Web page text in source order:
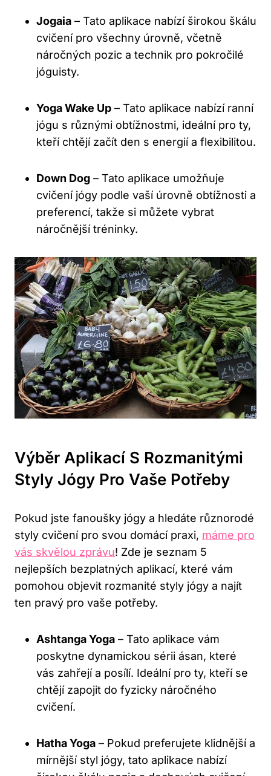
Jogaia – Tato aplikace nabízí širokou škálu
cvičení pro všechny úrovně, včetně
náročných pozic a technik pro pokročilé
jóguisty.
Yoga Wake Up – Tato aplikace nabízí ranní
jógu s různými obtížnostmi, ideální pro ty,
kteří chtějí začít den s energií a flexibilitou.
Down Dog – Tato aplikace umožňuje
cvičení jógy podle vaší úrovně obtížnosti a
preferencí, takže si můžete vybrat
náročnější tréninky.
Výběr Aplikací S Rozmanitými
Styly Jógy Pro Vaše Potřeby
Pokud jste fanoušky jógy a hledáte různorodé
styly cvičení pro svou domácí praxi, máme pro
vás skvělou zprávu! Zde je seznam 5
nejlepších bezplatných aplikací, které vám
pomohou objevit rozmanité styly jógy a najít
ten pravý pro vaše potřeby.
Ashtanga Yoga – Tato aplikace vám
poskytne dynamickou sérii ásan, které
vás zahřejí a posílí. Ideální pro ty, kteří se
chtějí zapojit do fyzicky náročného
cvičení.
Hatha Yoga – Pokud preferujete klidnější a
mírnější styl jógy, tato aplikace nabízí